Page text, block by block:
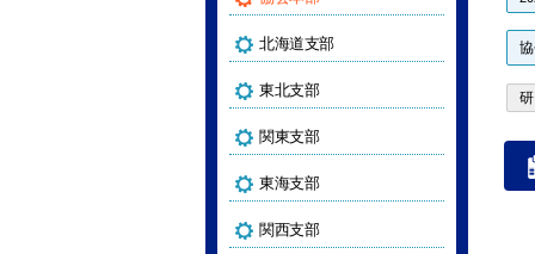
北海道支部
東北支部
関東支部
東海支部
関西支部